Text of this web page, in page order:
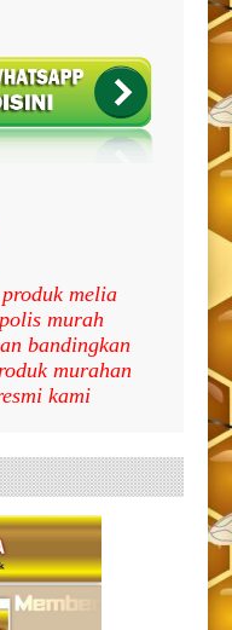
melia
murah
bandingkan
murahan
kami